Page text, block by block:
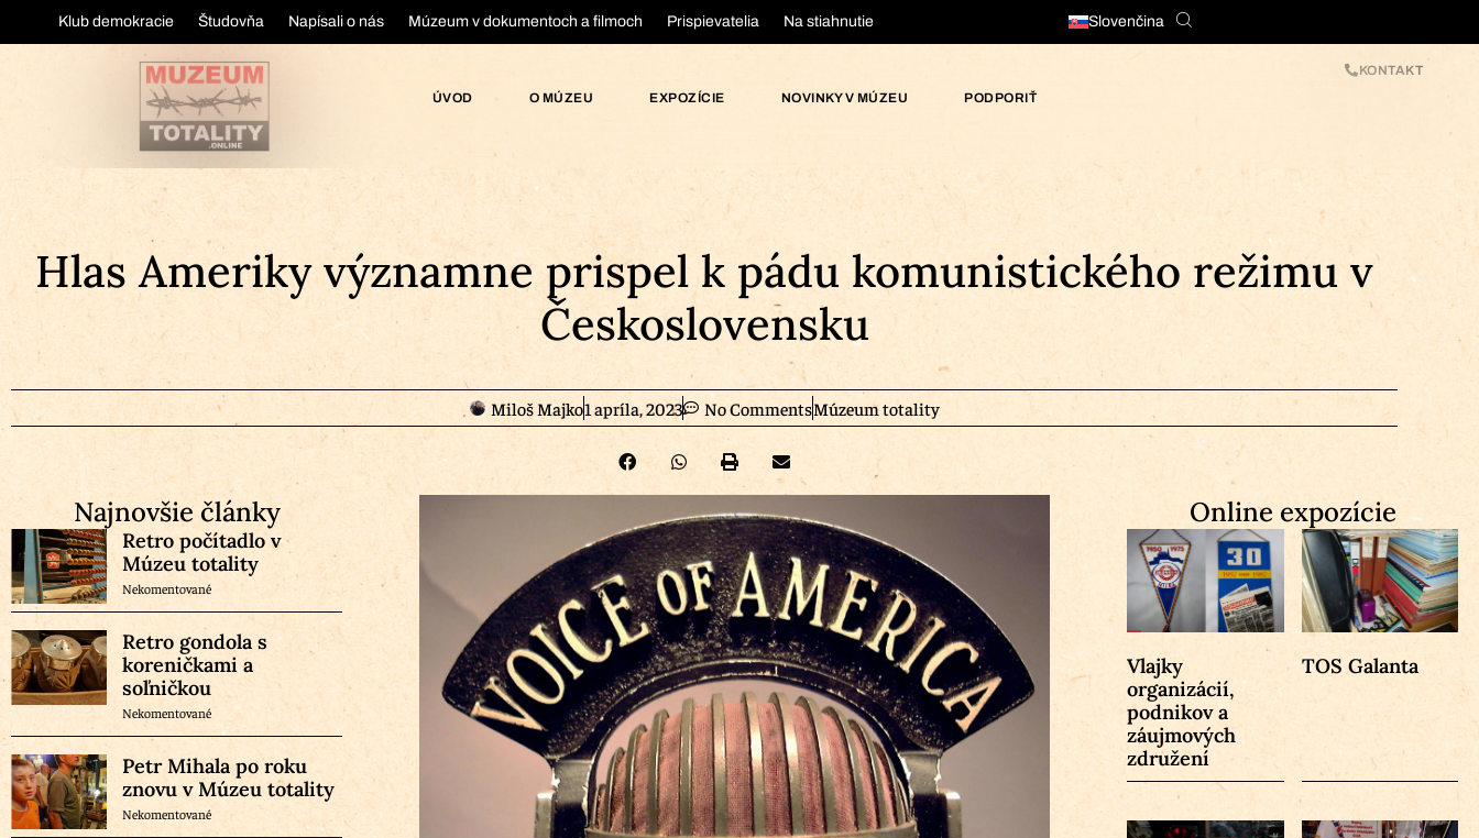
Klub demokracie Študovňa Napísali o nás Múzeum v dokumentoch a filmoch Prispievatelia Na stiahnutie Slovenčina
ÚVOD O MÚZEU EXPOZÍCIE NOVINKY V MÚZEU PODPORIŤ
KONTAKT
Hlas Ameriky významne prispel k pádu komunistického režimu v
Československu
Miloš Majko1 apríla, 2023 No CommentsMúzeum totality
Najnovšie články
Retro počítadlo v
Múzeu totality
Nekomentované
Retro gondola s
koreničkami a
soľničkou
Nekomentované
Petr Mihala po roku
znovu v Múzeu totality
Nekomentované
Online expozície
Vlajky
organizácií,
podnikov a
záujmových
združení
TOS Galanta